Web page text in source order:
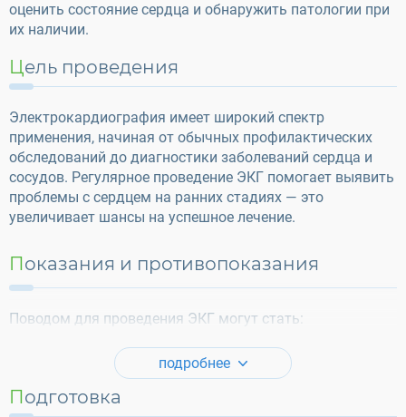
оценить состояние сердца и обнаружить патологии при
их наличии.
Цель проведения
Электрокардиография имеет широкий спектр
применения, начиная от обычных профилактических
обследований до диагностики заболеваний сердца и
сосудов. Регулярное проведение ЭКГ помогает выявить
проблемы с сердцем на ранних стадиях — это
увеличивает шансы на успешное лечение.
Показания и противопоказания
Поводом для проведения ЭКГ могут стать:
подробнее
Подготовка